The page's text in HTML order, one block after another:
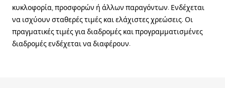
κυκλοφορία, προσφορών ή άλλων παραγόντων. Ενδέχεται
να ισχύουν σταθερές τιμές και ελάχιστες χρεώσεις. Οι
πραγματικές τιμές για διαδρομές και προγραμματισμένες
διαδρομές ενδέχεται να διαφέρουν.